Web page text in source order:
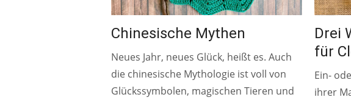
Chinesische Mythen
Neues Jahr, neues Glück, heißt es. Auch
die chinesische Mythologie ist voll von
Glückssymbolen, magischen Tieren und
Drei
für
Ein-
ihrer